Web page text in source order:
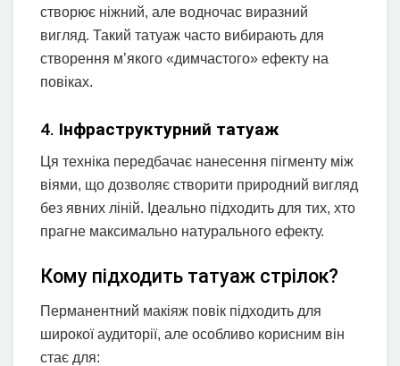
створює ніжний, але водночас виразний
вигляд. Такий татуаж часто вибирають для
створення м’якого «димчастого» ефекту на
повіках.
4. Інфраструктурний татуаж
Ця техніка передбачає нанесення пігменту між
віями, що дозволяє створити природний вигляд
без явних ліній. Ідеально підходить для тих, хто
прагне максимально натурального ефекту.
Кому підходить татуаж стрілок?
Перманентний макіяж повік підходить для
широкої аудиторії, але особливо корисним він
стає для: